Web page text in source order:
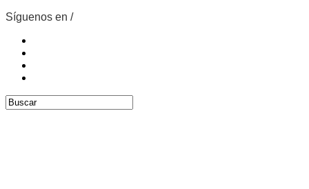
Síguenos en /